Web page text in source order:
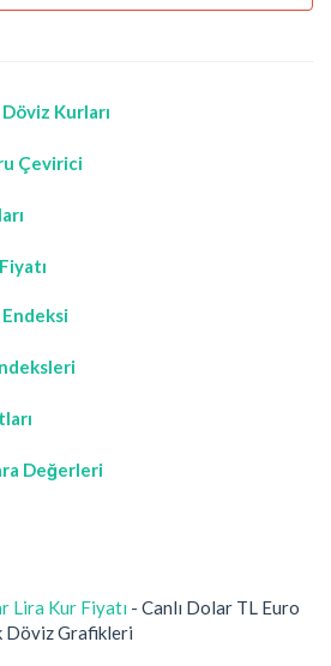
Kurları
Çevirici
Endeksi
Değerleri
Lira Kur Fiyatı - Canlı Dolar TL Euro
Döviz Grafikleri